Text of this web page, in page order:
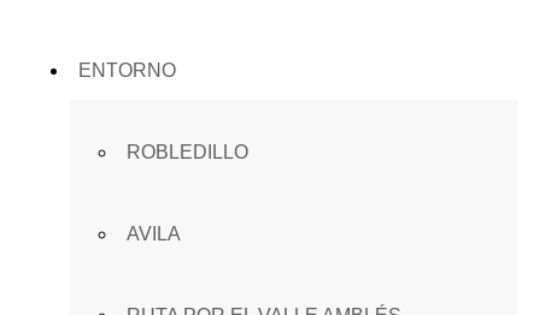
ENTORNO
ROBLEDILLO
AVILA